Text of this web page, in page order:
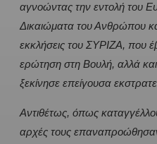
αγνοώντας την εντολή του
Δικαιώματα του Ανθρώπου
εκκλήσεις του ΣΥΡΙΖΑ, που
ερώτηση στη Βουλή, αλλά
ξεκίνησε επείγουσα
Αντιθέτως, όπως
αρχές τους επαναπροώθησαν